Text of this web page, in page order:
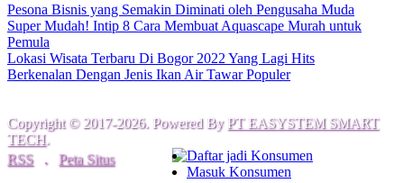
Pesona Bisnis yang Semakin Diminati oleh Pengusaha Muda
Super Mudah! Intip 8 Cara Membuat Aquascape Murah untuk
Pemula
Lokasi Wisata Terbaru Di Bogor 2022 Yang Lagi Hits
Berkenalan Dengan Jenis Ikan Air Tawar Populer
Copyright © 2017-2026. Powered By PT EASYSTEM SMART
TECH.
RSS
. Peta Situs
Daftar jadi Konsumen
Masuk Konsumen